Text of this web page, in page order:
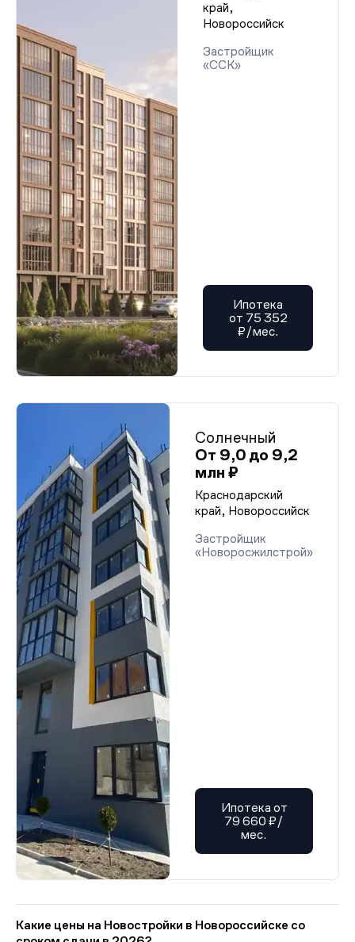
край,
Новороссийск
Застройщик
«ССК»
Ипотека
от 75 352
₽/мес.
Солнечный
От 9,0 до 9,2
млн ₽
Краснодарский
край, Новороссийск
Застройщик
«Новоросжилстрой»
Ипотека от
79 660 ₽/
мес.
Какие цены на Новостройки в Новороссийске со